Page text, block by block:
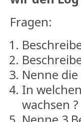
Fragen:
Nenne
In
wachsen ?